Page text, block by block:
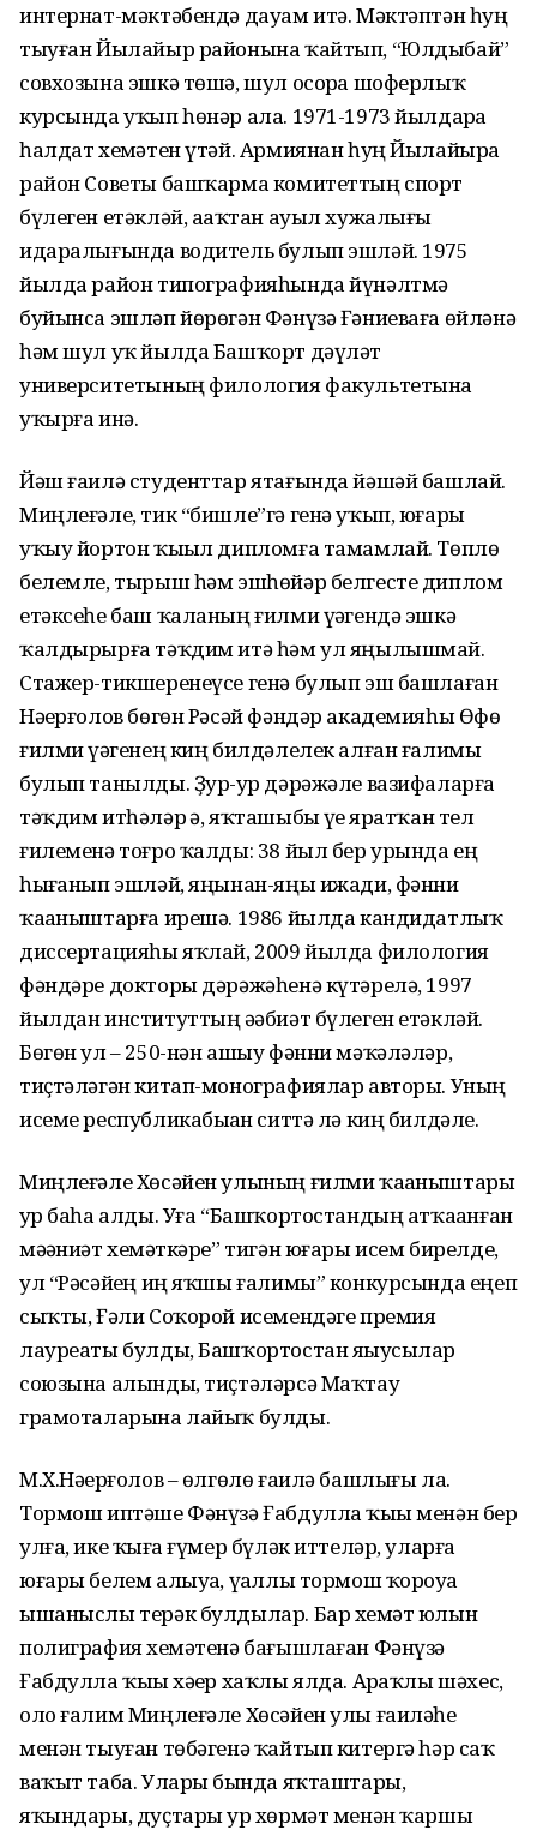
интернат-мәктәбендә дауам итә. Мәктәптән һуң
тыуған Йылайыр районына ҡайтып, “Юлдыбай”
совхозына эшкә төшә, шул осорҙа шоферлыҡ
курсында уҡып һөнәр ала. 1971-1973 йылдарҙа
һалдат хеҙмәтен үтәй. Армиянан һуң Йылайырҙа
район Советы башҡарма комитеттың спорт
бүлеген етәкләй, аҙаҡтан ауыл хужалығы
идаралығында водитель булып эшләй. 1975
йылда район типографияһында йүнәлтмә
буйынса эшләп йөрөгән Фәнүзә Ғәниеваға өйләнә
һәм шул уҡ йылда Башҡорт дәүләт
университетының филология факультетына
уҡырға инә.
Йәш ғаилә студенттар ятағында йәшәй башлай.
Миңлеғәле, тик “бишле”гә генә уҡып, юғары
уҡыу йортон ҡыҙыл дипломға тамамлай. Төплө
белемле, тырыш һәм эшһөйәр белгесте диплом
етәксеһе баш ҡаланың ғилми үҙәгендә эшкә
ҡалдырырға тәҡдим итә һәм ул яңылышмай.
Стажер-тикшеренеүсе генә булып эш башлаған
Нәҙерғолов бөгөн Рәсәй фәндәр академияһы Өфө
ғилми үҙәгенең киң билдәлелек алған ғалимы
булып танылды. Ҙур-ҙур дәрәжәле вазифаларға
тәҡдим итһәләр ҙә, яҡташыбыҙ үҙе яратҡан тел
ғилеменә тоғро ҡалды: 38 йыл бер урында ең
һыҙғанып эшләй, яңынан-яңы ижади, фәнни
ҡаҙаныштарға ирешә. 1986 йылда кандидатлыҡ
диссертацияһы яҡлай, 2009 йылда филология
фәндәре докторы дәрәжәһенә күтәрелә, 1997
йылдан институттың әҙәбиәт бүлеген етәкләй.
Бөгөн ул – 250-нән ашыу фәнни мәҡәләләр,
тиҫтәләгән китап-монографиялар авторы. Уның
исеме республикабыҙҙан ситтә лә киң билдәле.
Миңлеғәле Хөсәйен улының ғилми ҡаҙаныштары
ҙур баһа алды. Уға “Башҡортостандың атҡаҙанған
мәҙәниәт хеҙмәткәре” тигән юғары исем бирелде,
ул “Рәсәйҙең иң яҡшы ғалимы” конкурсында еңеп
сыҡты, Ғәли Соҡорой исемендәге премия
лауреаты булды, Башҡортостан яҙыусылар
союзына алынды, тиҫтәләрсә Маҡтау
грамоталарына лайыҡ булды.
М.Х.Нәҙерғолов – өлгөлө ғаилә башлығы ла.
Тормош иптәше Фәнүзә Ғабдулла ҡыҙы менән бер
улға, ике ҡыҙға ғүмер бүләк иттеләр, уларға
юғары белем алыуҙа, үҙаллы тормош ҡороуҙа
ышаныслы терәк булдылар. Бар хеҙмәт юлын
полиграфия хеҙмәтенә бағышлаған Фәнүзә
Ғабдулла ҡыҙы хәҙер хаҡлы ялда. Арҙаҡлы шәхес,
оло ғалим Миңлеғәле Хөсәйен улы ғаиләһе
менән тыуған төбәгенә ҡайтып китергә һәр саҡ
ваҡыт таба. Уларҙы бында яҡташтары,
яҡындары, дуҫтары ҙур хөрмәт менән ҡаршы